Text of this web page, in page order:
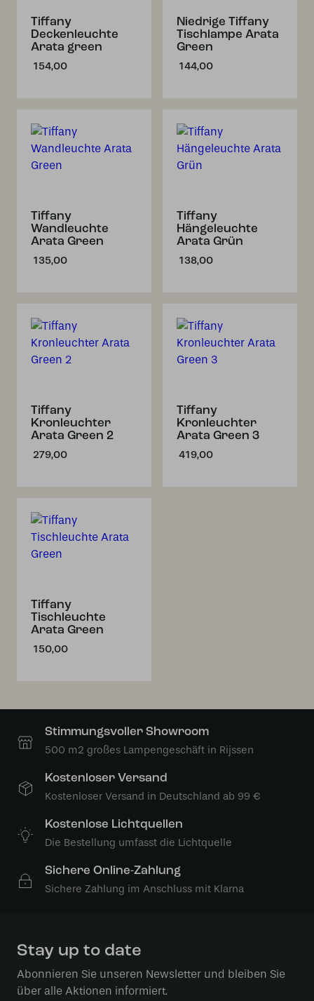
Tiffany
Deckenleuchte
Arata green
154,00
Niedrige Tiffany
Tischlampe Arata
Green
144,00
Tiffany
Wandleuchte
Arata Green
135,00
Tiffany
Hängeleuchte
Arata Grün
138,00
Tiffany
Kronleuchter
Arata Green 2
279,00
Tiffany
Kronleuchter
Arata Green 3
419,00
Tiffany
Tischleuchte
Arata Green
150,00
Stimmungsvoller Showroom
500 m2 großes Lampengeschäft in Rijssen
Kostenloser Versand
Kostenloser Versand in Deutschland ab 99 €
Kostenlose Lichtquellen
Die Bestellung umfasst die Lichtquelle
Sichere Online-Zahlung
Sichere Zahlung im Anschluss mit Klarna
Stay up to date
Abonnieren Sie unseren Newsletter und bleiben Sie
über alle Aktionen informiert.